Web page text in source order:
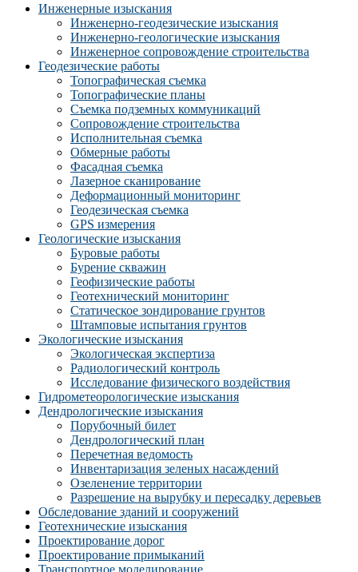
Инженерные изыскания
Инженерно-геодезические изыскания
Инженерно-геологические изыскания
Инженерное сопровождение строительства
Геодезические работы
Топографическая съемка
Топографические планы
Съемка подземных коммуникаций
Сопровождение строительства
Исполнительная съемка
Обмерные работы
Фасадная съемка
Лазерное сканирование
Деформационный мониторинг
Геодезическая съемка
GPS измерения
Геологические изыскания
Буровые работы
Бурение скважин
Геофизические работы
Геотехнический мониторинг
Статическое зондирование грунтов
Штамповые испытания грунтов
Экологические изыскания
Экологическая экспертиза
Радиологический контроль
Исследование физического воздействия
Гидрометеорологические изыскания
Дендрологические изыскания
Порубочный билет
Дендрологический план
Перечетная ведомость
Инвентаризация зеленых насаждений
Озеленение территории
Разрешение на вырубку и пересадку деревьев
Обследование зданий и сооружений
Геотехнические изыскания
Проектирование дорог
Проектирование примыканий
Транспортное моделирование